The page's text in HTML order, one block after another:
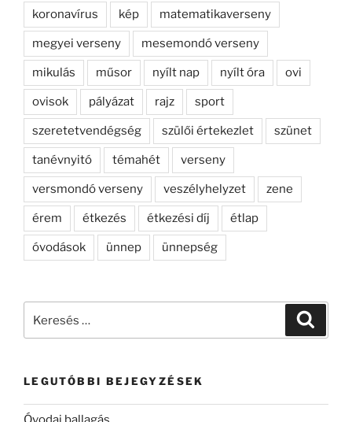
koronavírus kép matematikaverseny
megyei verseny mesemondó verseny
mikulás műsor nyílt nap nyílt óra ovi
ovisok pályázat rajz sport
szeretetvendégség szülői értekezlet szünet
tanévnyitó témahét verseny
versmondó verseny veszélyhelyzet zene
érem étkezés étkezési díj étlap
óvodások ünnep ünnepség
LEGUTÓBBI BEJEGYZÉSEK